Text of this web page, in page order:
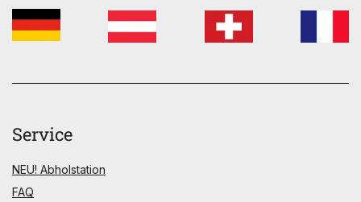
Service
NEU! Abholstation
FAQ